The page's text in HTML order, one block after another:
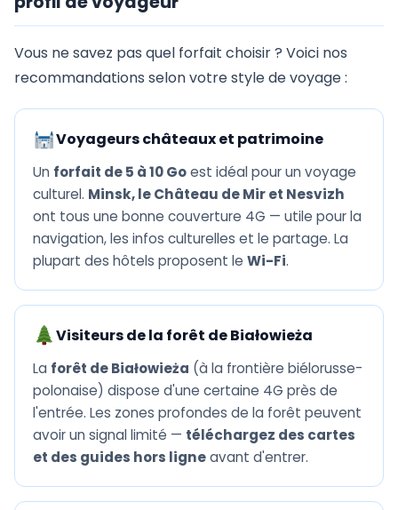
Vous ne savez pas quel forfait choisir ? Voici nos
recommandations selon votre style de voyage :
Voyageurs châteaux et patrimoine
Un forfait de 5 à 10 Goest idéal pour un voyage
culturel. Minsk, le Château de Mir et Nesvizh
ont tous une bonne couverture 4G — utile pour la
navigation, les infos culturelles et le partage. La
plupart des hôtels proposent le Wi-Fi.
Visiteurs de la forêt de Białowieża
La forêt de Białowieża (à la frontière biélorusse-
polonaise) dispose d'une certaine 4G près de
l'entrée. Les zones profondes de la forêt peuvent
avoir un signal limité — téléchargez des cartes
et des guides hors ligneavant d'entrer.